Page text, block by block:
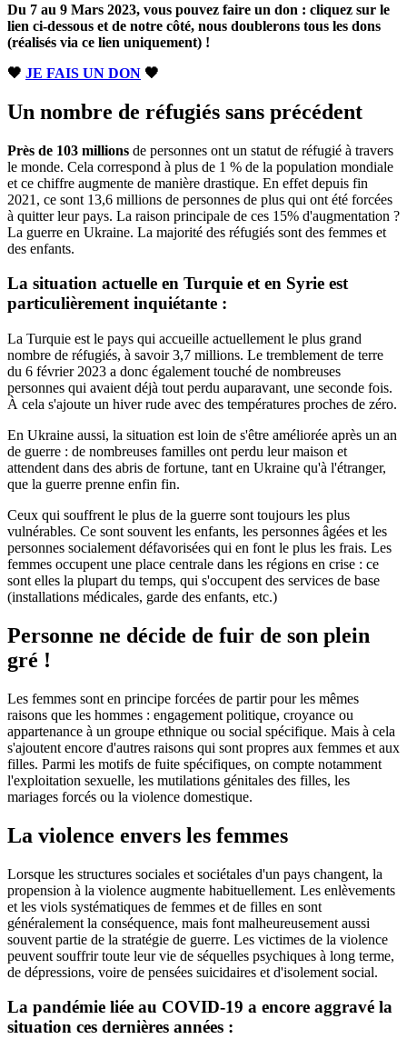
Du 7 au 9 Mars 2023, vous pouvez faire un don : cliquez sur le
lien ci-dessous et de notre côté, nous doublerons tous les dons
(réalisés via ce lien uniquement) !
🖤 JE FAIS UN DON 🖤
Un nombre de réfugiés sans précédent
Près de 103 millions de personnes ont un statut de réfugié à travers
le monde. Cela correspond à plus de 1 % de la population mondiale
et ce chiffre augmente de manière drastique. En effet depuis fin
2021, ce sont 13,6 millions de personnes de plus qui ont été forcées
à quitter leur pays. La raison principale de ces 15% d'augmentation ?
La guerre en Ukraine. La majorité des réfugiés sont des femmes et
des enfants.
La situation actuelle en Turquie et en Syrie est
particulièrement inquiétante :
La Turquie est le pays qui accueille actuellement le plus grand
nombre de réfugiés, à savoir 3,7 millions. Le tremblement de terre
du 6 février 2023 a donc également touché de nombreuses
personnes qui avaient déjà tout perdu auparavant, une seconde fois.
À cela s'ajoute un hiver rude avec des températures proches de zéro.
En Ukraine aussi, la situation est loin de s'être améliorée après un an
de guerre : de nombreuses familles ont perdu leur maison et
attendent dans des abris de fortune, tant en Ukraine qu'à l'étranger,
que la guerre prenne enfin fin.
Ceux qui souffrent le plus de la guerre sont toujours les plus
vulnérables. Ce sont souvent les enfants, les personnes âgées et les
personnes socialement défavorisées qui en font le plus les frais. Les
femmes occupent une place centrale dans les régions en crise : ce
sont elles la plupart du temps, qui s'occupent des services de base
(installations médicales, garde des enfants, etc.)
Personne ne décide de fuir de son plein
gré !
Les femmes sont en principe forcées de partir pour les mêmes
raisons que les hommes : engagement politique, croyance ou
appartenance à un groupe ethnique ou social spécifique. Mais à cela
s'ajoutent encore d'autres raisons qui sont propres aux femmes et aux
filles. Parmi les motifs de fuite spécifiques, on compte notamment
l'exploitation sexuelle, les mutilations génitales des filles, les
mariages forcés ou la violence domestique.
La violence envers les femmes
Lorsque les structures sociales et sociétales d'un pays changent, la
propension à la violence augmente habituellement. Les enlèvements
et les viols systématiques de femmes et de filles en sont
généralement la conséquence, mais font malheureusement aussi
souvent partie de la stratégie de guerre. Les victimes de la violence
peuvent souffrir toute leur vie de séquelles psychiques à long terme,
de dépressions, voire de pensées suicidaires et d'isolement social.
La pandémie liée au COVID-19 a encore aggravé la
situation ces dernières années :